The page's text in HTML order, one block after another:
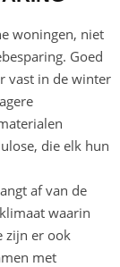
woningen, niet
Goed
vast in de winter
die elk hun
af van de
waarin
zijn er ook
met